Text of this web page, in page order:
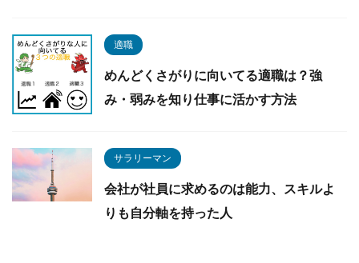
適職
めんどくさがりに向いてる適職は？強
み・弱みを知り仕事に活かす方法
サラリーマン
会社が社員に求めるのは能力、スキルよ
りも自分軸を持った人